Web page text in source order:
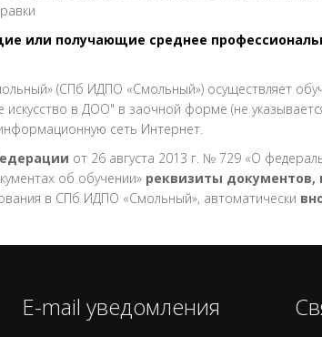
или получающие среднее
(СПб ИДПО «Смольный») осуществляет
в ДОО" в заочной форме (не
сеть Интернет.
от 26 августа 2013 г. № 729 «О
об обучении» реквизиты
в СПб ИДПО «Смольный», автоматически
E-mail уведомления